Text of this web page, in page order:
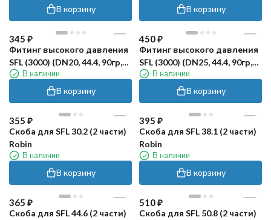
В корзину В корзину
345 ₽
Фитинг высокого давления
SFL (3000) (DN20, 44.4, 90гр,
оцинк) Robin
В наличии
В корзину
450₽
Фитинг высокого давления
SFL (3000) (DN25, 44.4, 90гр,
оцинк) Robin
В наличии
В корзину
355 ₽
Скоба для SFL 30.2 (2 части)
Robin
В наличии
В корзину
395 ₽
Скоба для SFL 38.1 (2 части)
Robin
В наличии
В корзину
365 ₽
Скоба для SFL 44.6 (2 части)
510₽
Скоба для SFL 50.8 (2 части)